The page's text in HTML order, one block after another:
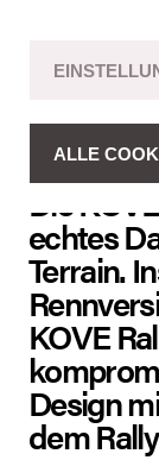
Die
echtes
Terrain.
KOVE
Design
dem
ALLE